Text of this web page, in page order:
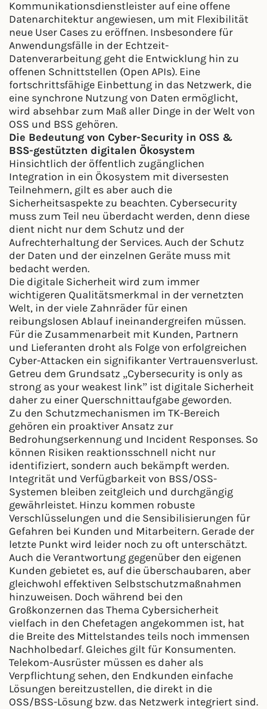
Kommunikationsdienstleister auf eine offene
Datenarchitektur angewiesen, um mit Flexibilität
neue User Cases zu eröffnen. Insbesondere für
Anwendungsfälle in der Echtzeit-
Datenverarbeitung geht die Entwicklung hin zu
offenen Schnittstellen (Open APIs). Eine
fortschrittsfähige Einbettung in das Netzwerk, die
eine synchrone Nutzung von Daten ermöglicht,
wird absehbar zum Maß aller Dinge in der Welt von
OSS und BSS gehören.
Die Bedeutung von Cyber-Security in OSS &
BSS-gestützten digitalen Ökosystem
Hinsichtlich der öffentlich zugänglichen
Integration in ein Ökosystem mit diversesten
Teilnehmern, gilt es aber auch die
Sicherheitsaspekte zu beachten. Cybersecurity
muss zum Teil neu überdacht werden, denn diese
dient nicht nur dem Schutz und der
Aufrechterhaltung der Services. Auch der Schutz
der Daten und der einzelnen Geräte muss mit
bedacht werden.
Die digitale Sicherheit wird zum immer
wichtigeren Qualitätsmerkmal in der vernetzten
Welt, in der viele Zahnräder für einen
reibungslosen Ablauf ineinandergreifen müssen.
Für die Zusammenarbeit mit Kunden, Partnern
und Lieferanten droht als Folge von erfolgreichen
Cyber-Attacken ein signifikanter Vertrauensverlust.
Getreu dem Grundsatz „Cybersecurity is only as
strong as your weakest link” ist digitale Sicherheit
daher zu einer Querschnittaufgabe geworden.
Zu den Schutzmechanismen im TK-Bereich
gehören ein proaktiver Ansatz zur
Bedrohungserkennung und Incident Responses. So
können Risiken reaktionsschnell nicht nur
identifiziert, sondern auch bekämpft werden.
Integrität und Verfügbarkeit von BSS/OSS-
Systemen bleiben zeitgleich und durchgängig
gewährleistet. Hinzu kommen robuste
Verschlüsselungen und die Sensibilisierungen für
Gefahren bei Kunden und Mitarbeitern. Gerade der
letzte Punkt wird leider noch zu oft unterschätzt.
Auch die Verantwortung gegenüber den eigenen
Kunden gebietet es, auf die überschaubaren, aber
gleichwohl effektiven Selbstschutzmaßnahmen
hinzuweisen. Doch während bei den
Großkonzernen das Thema Cybersicherheit
vielfach in den Chefetagen angekommen ist, hat
die Breite des Mittelstandes teils noch immensen
Nachholbedarf. Gleiches gilt für Konsumenten.
Telekom-Ausrüster müssen es daher als
Verpflichtung sehen, den Endkunden einfache
Lösungen bereitzustellen, die direkt in die
OSS/BSS-Lösung bzw. das Netzwerk integriert sind.